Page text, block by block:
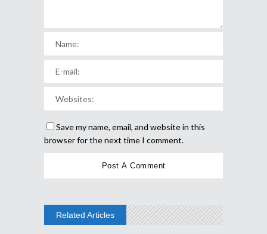
Save my name, email, and website in this
browser for the next time I comment.
Related Articles